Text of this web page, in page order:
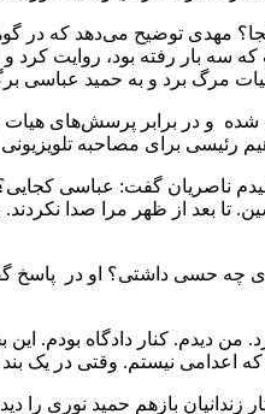
کجا؟ مهدی توضیح می‌دهد که
سه بار رفته بود، روایت
هیات مرگ برد و به حمید
اتاق هیات مرگ فرستاده شده و در
ناصریان گفت: عباسی
تا بعد از ظهر مرا صدا
چه حسی داشتی؟ او در پاسخ
من دیدم. کنار دادگاه بودم.
نیستم. وقتی در یک بند
بازهم حمید نوری را